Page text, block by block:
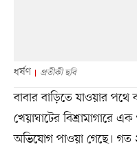
ধর্ষণ প্রতীকী ছবি
বাবার বাড়িতে যাওয়ার
খেয়াঘাটের বিশ্রামাগারে
অভিযোগ পাওয়া গেছে। গত